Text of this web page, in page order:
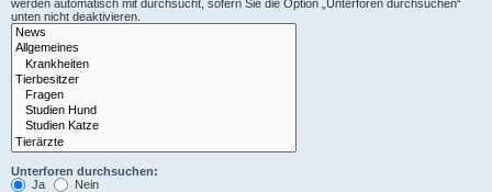
werden automatisch mit durchsucht, sofern Sie die Option „Unterforen durchsuchen“
unten nicht deaktivieren.
Unterforen durchsuchen:
Ja
Nein